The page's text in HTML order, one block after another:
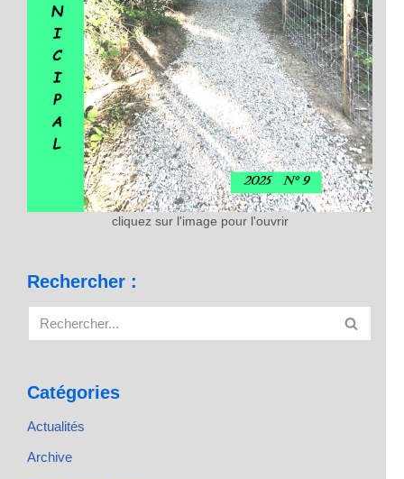
cliquez sur l'image pour l'ouvrir
Rechercher :
Catégories
Actualités
Archive